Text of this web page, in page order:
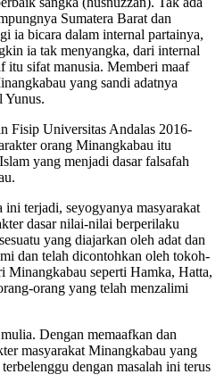
Sumatera Barat dan
ia bicara dalam internal partainya,
ia tak menyangka, dari internal
sifat manusia. Memberi maaf
yang sandi adatnya
Yunus.
Fisip Universitas Andalas 2016-
orang Minangkabau itu
yang menjadi dasar falsafah
ini terjadi, seyogyanya masyarakat
dasar nilai-nilai berperilaku
yang diajarkan oleh adat dan
dan telah dicontohkan oleh tokoh-
Minangkabau seperti Hamka, Hatta,
orang yang telah menzalimi
Dengan memaafkan dan
masyarakat Minangkabau yang
dengan masalah ini terus